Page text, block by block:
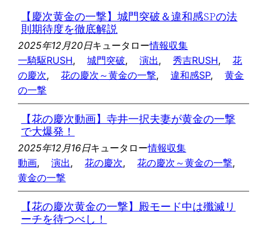
【慶次黄金の一撃】城門突破＆違和感SPの法
則期待度を徹底解説
2025年12月20日キュータロー情報収集
一騎駆RUSH, 城門突破, 演出, 秀吉RUSH,
花
の慶次, 花の慶次～黄金の一撃, 違和感SP,
黄金
の一撃
【花の慶次動画】寺井一択夫妻が黄金の一撃
で大爆発！
2025年12月16日キュータロー情報収集
動画, 演出, 花の慶次, 花の慶次～黄金の一撃
黄金の一撃
【花の慶次黄金の一撃】殿モード中は殲滅リ
ーチを待つべし！